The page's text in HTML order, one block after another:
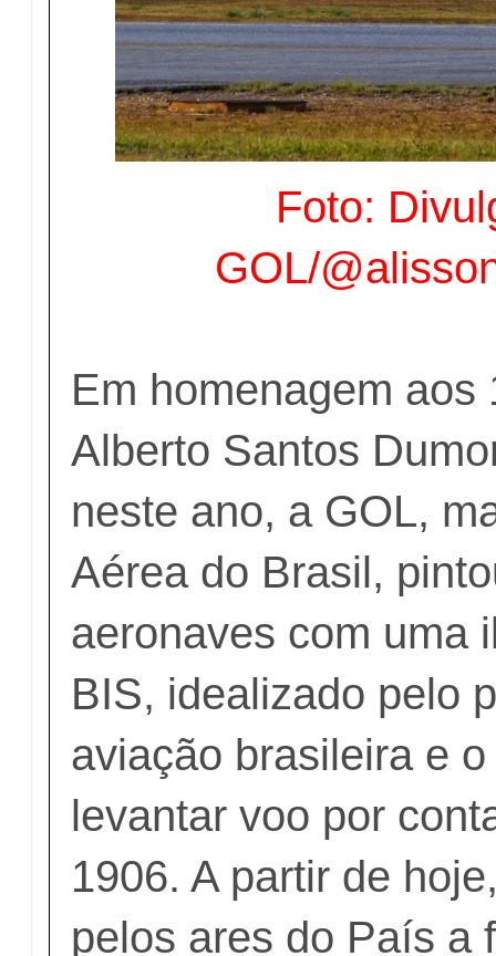
Foto:
GOL/
Em homenagem aos
Alberto Santos
neste ano, a GOL,
Aérea do Brasil,
aeronaves com uma
BIS, idealizado pelo
aviação brasileira e
levantar voo por
1906. A partir de
pelos ares do País a